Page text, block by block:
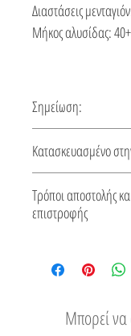
Διαστάσεις
Μήκος αλυσίδας:
Σημείωση:
παραγγελίας, χρόνος
Κατασκευασμένο
Ελλάδα.
για το είδος του
Τρόποι αποστολής
επιστροφής
Εύκολη επιστροφή
Μπορεί να